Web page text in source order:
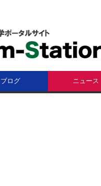
ブログ ニュース